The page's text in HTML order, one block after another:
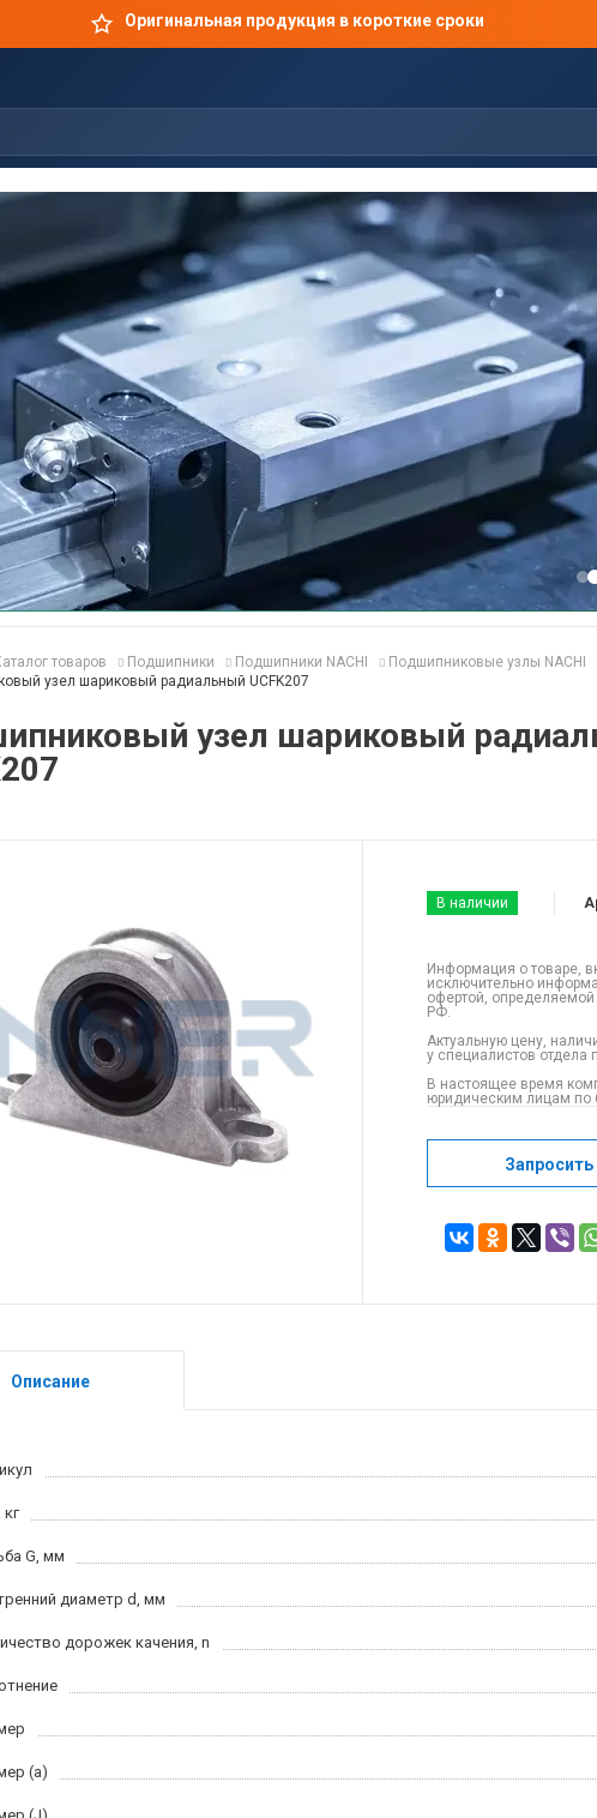
Оригинальная продукция в короткие сроки
товаров Подшипники Подшипники NACHI
Подшипниковые узлы NACHI
узел шариковый радиальный UCFK207
узел шариковый
В наличии
Информация о товаре,
исключительно
офертой,
РФ.
Актуальную цену,
у специалистов отдела
В настоящее время
юридическим лицам по
Запросить
Описание
кг
G, мм
диаметр d, мм
дорожек качения, n
(a)